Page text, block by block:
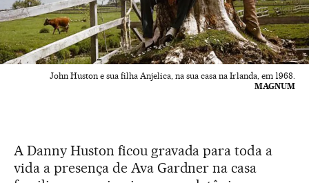
John Huston e sua filha Anjelica, na sua casa na Irlanda, em 1968.
MAGNUM
A Danny Huston ficou gravada para toda a
vida a presença de Ava Gardner na casa